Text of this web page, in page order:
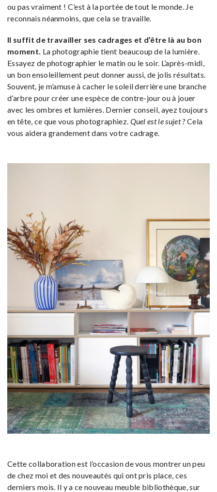
ou pas vraiment ! C’est à la portée de tout le monde. Je
reconnais néanmoins, que cela se travaille.
Il suffit de travailler ses cadrages et d’être là au bon
moment. La photographie tient beaucoup de la lumière.
Essayez de photographier le matin ou le soir. L’après-midi,
un bon ensoleillement peut donner aussi, de jolis résultats.
Souvent, je m’amuse à cacher le soleil derrière une branche
d’arbre pour créer une espèce de contre-jour ou à jouer
avec les ombres et lumières. Dernier conseil, ayez toujours
en tête, ce que vous photographiez. Quel est le sujet ?Cela
vous aidera grandement dans votre cadrage.
Cette collaboration est l’occasion de vous montrer un peu
de chez moi et des nouveautés qui ont pris place, ces
derniers mois. Il y a ce nouveau meuble bibliothèque, sur